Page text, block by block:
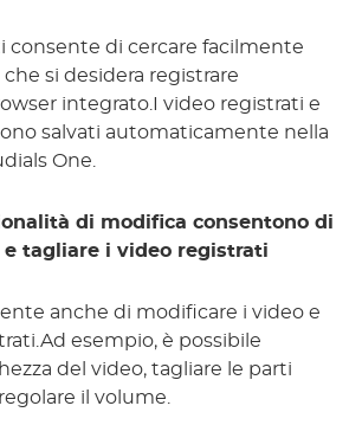
consente di cercare facilmente
si desidera registrare
integrato.I video registrati e
salvati automaticamente nella
One.
di modifica consentono di
tagliare i video registrati
anche di modificare i video e
esempio, è possibile
del video, tagliare le parti
il volume.